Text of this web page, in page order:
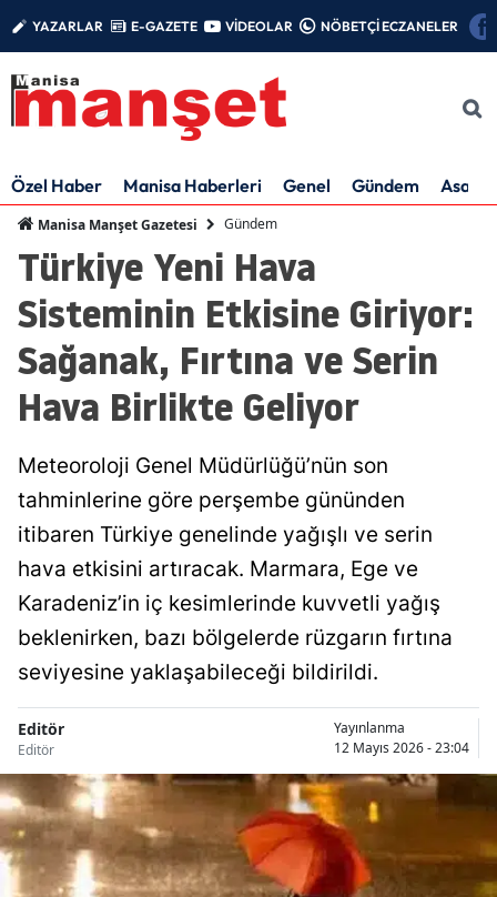
YAZARLAR E-GAZETE VİDEOLAR NÖBETÇİ ECZANELER
Özel Haber Manisa Haberleri Genel Gündem Asayiş
Manisa Manşet Gazetesi Gündem
Türkiye Yeni Hava
Sisteminin Etkisine Giriyor:
Sağanak, Fırtına ve Serin
Hava Birlikte Geliyor
Meteoroloji Genel Müdürlüğü’nün son
tahminlerine göre perşembe gününden
itibaren Türkiye genelinde yağışlı ve serin
hava etkisini artıracak. Marmara, Ege ve
Karadeniz’in iç kesimlerinde kuvvetli yağış
beklenirken, bazı bölgelerde rüzgarın fırtına
seviyesine yaklaşabileceği bildirildi.
Editör
Editör
Yayınlanma
12 Mayıs 2026 - 23:04